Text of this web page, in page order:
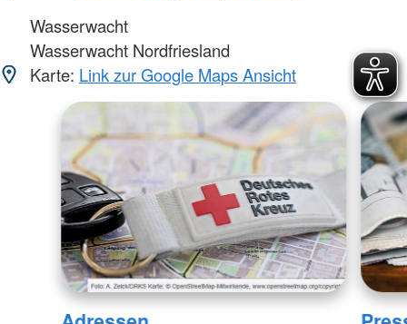
Wasserwacht
Wasserwacht Nordfriesland
Karte: Link zur Google Maps Ansicht